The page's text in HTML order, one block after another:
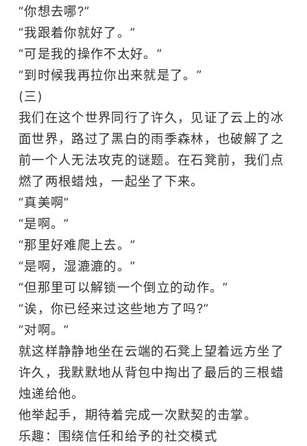
“你想去哪?”
“我跟着你就好了。”
“可是我的操作不太好。”
“到时候我再拉你出来就是了。”
(三)
我们在这个世界同行了许久，见证了云上的冰
面世界，路过了黑白的雨季森林，也破解了之
前一个人无法攻克的谜题。在石凳前，我们点
燃了两根蜡烛，一起坐了下来。
“真美啊”
“是啊。”
“那里好难爬上去。”
“是啊，湿漉漉的。”
“但那里可以解锁一个倒立的动作。”
“诶，你已经来过这些地方了吗?”
“对啊。”
就这样静静地坐在云端的石凳上望着远方坐了
许久，我默默地从背包中掏出了最后的三根蜡
烛递给他。
他举起手，期待着完成一次默契的击掌。
乐趣：围绕信任和给予的社交模式